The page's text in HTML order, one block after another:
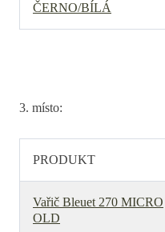
ČERNO/BÍLÁ
3. místo:
PRODUKT
Vařič Bleuet 270 MICRO
OLD